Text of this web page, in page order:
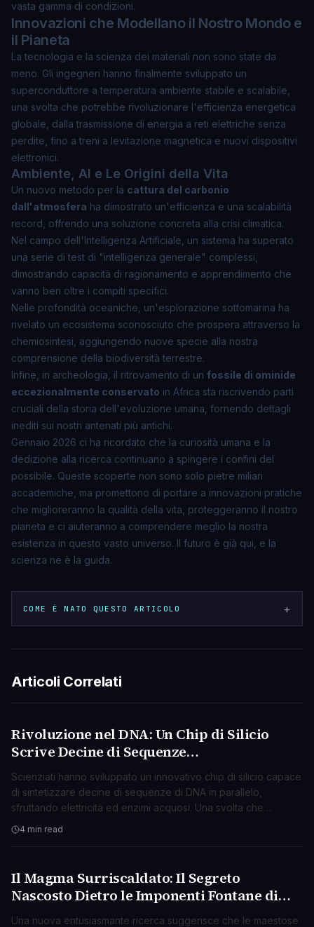
vasta gamma di condizioni.
Innovazioni che Modellano il Nostro Mondo e
il Pianeta
La tecnologia e la scienza dei materiali non sono state da
meno. Gli ingegneri hanno finalmente sviluppato un
superconduttore a temperatura ambiente stabile e scalabile,
una svolta che potrebbe rivoluzionare l'efficienza energetica
globale, dalla trasmissione di energia a reti elettriche senza
perdite, fino a treni a levitazione magnetica e nuovi dispositivi
elettronici.
Ambiente, AI e Le Origini della Vita
Un nuovo metodo per la cattura del carbonio
dall'atmosfera ha dimostrato un'efficienza e una scalabilità
record, offrendo una soluzione concreta alla crisi climatica.
Nel campo dell'Intelligenza Artificiale, un sistema ha superato
una serie di test di "intelligenza generale" complessi,
dimostrando capacità di ragionamento e apprendimento che
vanno ben oltre i compiti specifici.
Nelle profondità oceaniche, un'esplorazione sottomarina ha
rivelato un ecosistema sconosciuto che prospera attraverso la
chemiosintesi, aggiungendo nuove specie alla nostra
comprensione della biodiversità terrestre.
Infine, in archeologia, il ritrovamento di un fossile di ominide
eccezionalmente conservato in Africa sta riscrivendo parti
cruciali della storia dell'evoluzione umana, fornendo dettagli
inediti sui nostri antenati più antichi.
Gennaio 2026 ci ha ricordato che la curiosità umana e la
dedizione alla ricerca continuano a spingere i confini del
possibile. Queste scoperte non sono solo pietre miliari
accademiche, ma promettono di portare a innovazioni pratiche
che miglioreranno la qualità della vita, proteggeranno il nostro
pianeta e ci aiuteranno a comprendere meglio la nostra
esistenza in questo vasto universo. Il futuro è già qui, e la
scienza ne è la guida.
COME È NATO QUESTO ARTICOLO +
Articoli Correlati
SCIENZA
Rivoluzione nel DNA: Un Chip di Silicio
Scrive Decine di Sequenze
Simultaneamente con Elettricità
Scienziati hanno sviluppato un innovativo chip di silicio capace
di sintetizzare decine di sequenze di DNA in parallelo,
sfruttando elettricità ed enzimi acquosi. Una svolta che
promette di accelerare la ricerca e la medicina.
4 min read
SCIENZA
Il Magma Surriscaldato: Il Segreto
Nascosto Dietro le Imponenti Fontane di
Lava?
Una nuova entusiasmante ricerca suggerisce che le maestose